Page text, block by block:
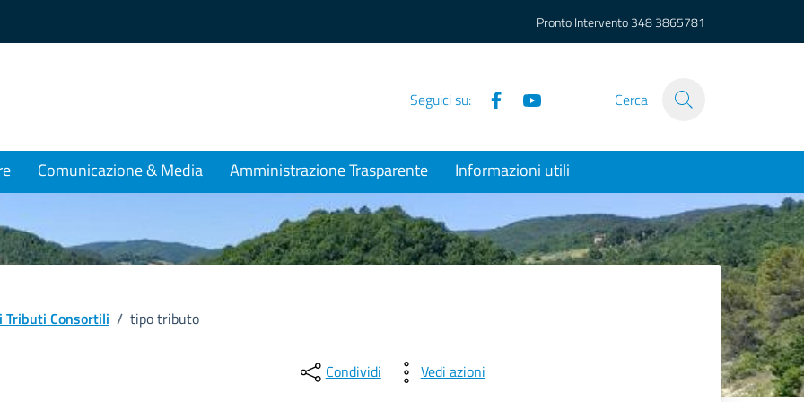
Pronto Intervento348 3865781
Seguici su: Facebook Cerca
Comunicazione & Media Amministrazione Trasparente Informazioni utili
Tributi Consortili / tipo tributo
Condividi Vedi azioni